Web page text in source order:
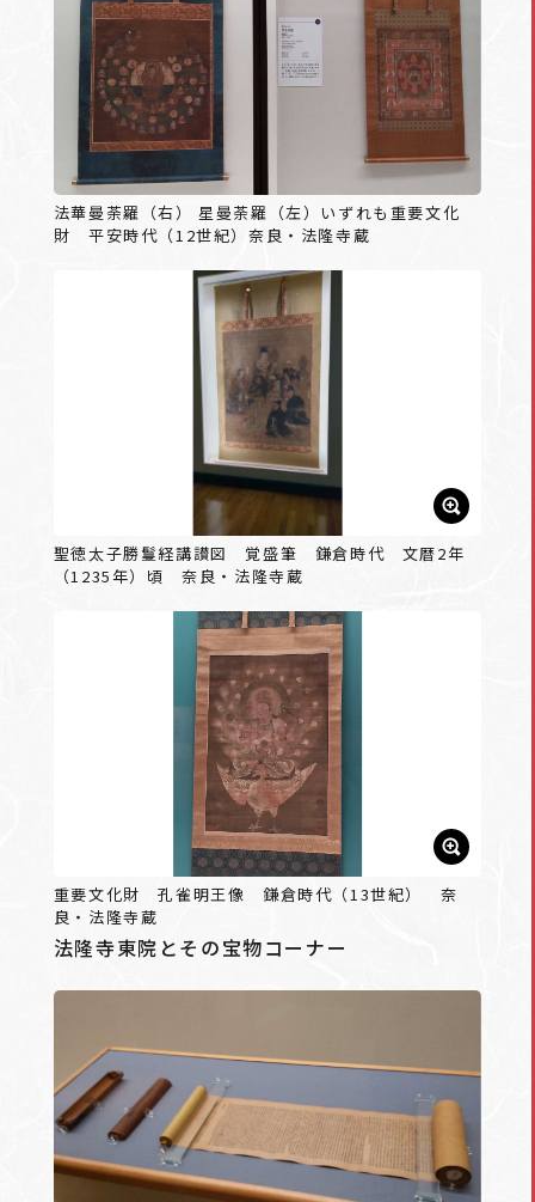
法華曼荼羅（右） 星曼荼羅（左）いずれも重要文化
財 平安時代（12世紀）奈良・法隆寺蔵
聖徳太子勝鬘経講讃図 覚盛筆 鎌倉時代 文暦2年
（1235年）頃 奈良・法隆寺蔵
重要文化財 孔雀明王像 鎌倉時代（13世紀） 奈
良・法隆寺蔵
法隆寺東院とその宝物コーナー